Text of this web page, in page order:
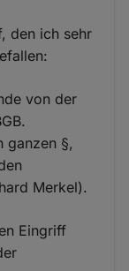
den ich sehr
von der
ganzen §,
Merkel).
Eingriff